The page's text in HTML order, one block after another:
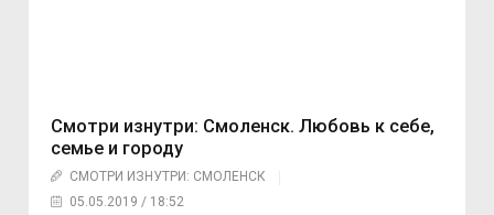
Смотри изнутри: Смоленск. Любовь к себе,
семье и городу
СМОТРИ ИЗНУТРИ: СМОЛЕНСК
05.05.2019 / 18:52